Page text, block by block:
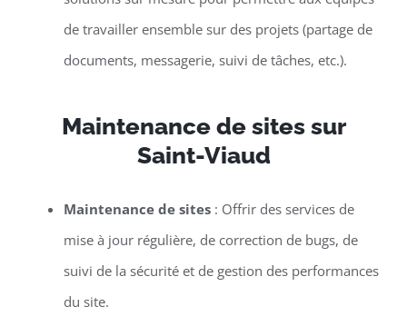
de travailler ensemble sur des projets (partage de
documents, messagerie, suivi de tâches, etc.).
Maintenance de sites sur
Saint-Viaud
Maintenance de sites: Offrir des services de
mise à jour régulière, de correction de bugs, de
suivi de la sécurité et de gestion des performances
du site.